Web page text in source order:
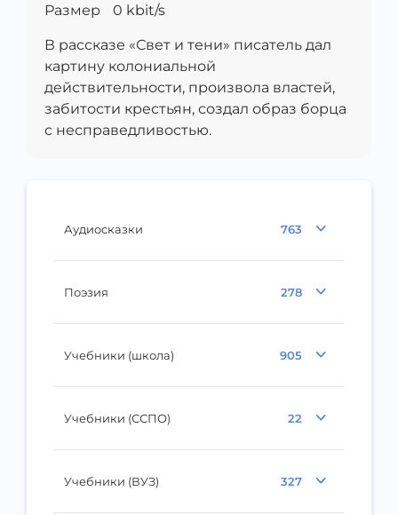
Аудиосказки 763
Поэзия 278
Учебники (школа) 905
Учебники (ССПО) 22
Учебники (ВУЗ) 327
Размер
0 kbit/s
В рассказе «Свет и тени» писатель дал
картину колониальной
действительности, произвола властей,
забитости крестьян, создал образ борца
с несправедливостью.